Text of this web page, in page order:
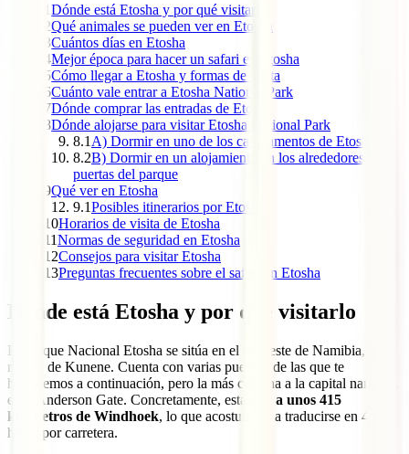
Dónde está Etosha y por qué visitarlo
2Qué animales se pueden ver en Etosha
3Cuántos días en Etosha
4Mejor época para hacer un safari en Etosha
5Cómo llegar a Etosha y formas de visita
6Cuánto vale entrar a Etosha National Park
7Dónde comprar las entradas de Etosha
8Dónde alojarse para visitar Etosha National Park
8.1 A) Dormir en uno de los campamentos de Etosha
8.2B) Dormir en un alojamiento en los alrededores de las
puertas del parque
9Qué ver en Etosha
9.1Posibles itinerarios por Etosha
10Horarios de visita de Etosha
11Normas de seguridad en Etosha
12Consejos para visitar Etosha
13Preguntas frecuentes sobre el safari en Etosha
Dónde está Etosha y por qué visitarlo
El Parque Nacional Etosha se sitúa en el noroeste de Namibia, en la
región de Kunene. Cuenta con varias puertas, de las que te
hablaremos a continuación, pero la más cercana a la capital namibia,
es la Anderson Gate. Concretamente, esta está a unos 415
kilómetros de Windhoek, lo que acostumbra a traducirse en 4
horas por carretera.